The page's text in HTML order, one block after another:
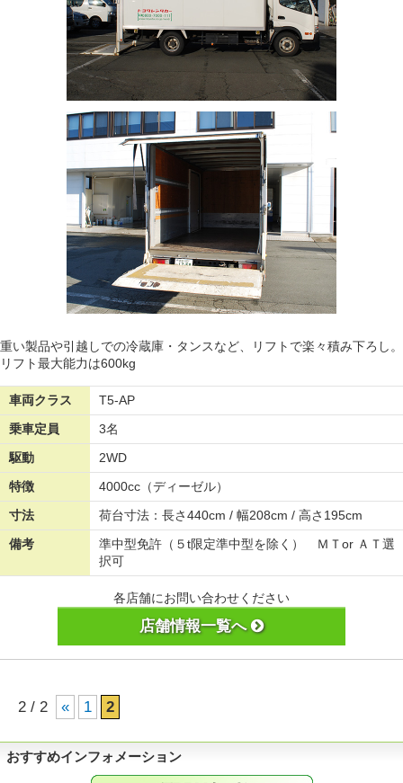
重い製品や引越しでの冷蔵庫・タンスなど、リフトで楽々積み下ろし。
リフト最大能力は600kg
車両クラス
T5-AP
乗車定員
3名
駆動
2WD
特徴
4000cc（ディーゼル）
寸法
荷台寸法：長さ440cm / 幅208cm / 高さ195cm
備考
準中型免許（５t限定準中型を除く） ＭＴor ＡＴ選
択可
各店舗にお問い合わせください
店舗情報一覧へ
2 / 2 « 1 2
おすすめインフォメーション